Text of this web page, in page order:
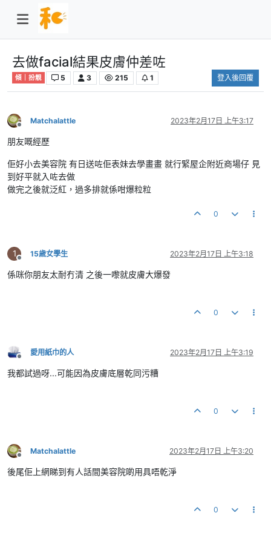
去做facial結果皮膚仲差咗
傾｜扮靚 5 3 215 1 登入後回覆
離線
Matchalattle 2023年2月17日 上午3:17
朋友嘅經歷
佢好小去美容院 有日送咗佢表妹去學畫畫 就行緊屋企附近商場仔 見
到好平就入咗去做
做完之後就泛紅，過多排就係咁爆粒粒
0
1
離線
15歲女學生 2023年2月17日 上午3:18
係咪你朋友太耐冇清 之後一嚟就皮膚大爆發
0
離線
愛用紙巾的人 2023年2月17日 上午3:19
我都試過呀...可能因為皮膚底層乾同污糟
0
離線
Matchalattle 2023年2月17日 上午3:20
後尾佢上網睇到有人話間美容院啲用具唔乾淨
0